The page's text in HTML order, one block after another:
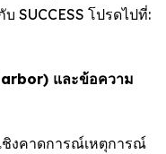
SUCCESS โปรดไปที่:
และข้อความ
งคาดการณ์เหตุการณ์